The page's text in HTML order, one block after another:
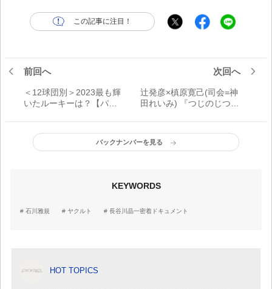
この記事に注目！
前回へ
＜12球団別＞2023最も輝
いたルーキーは？【パ・
次回へ
辻発彦×槙原寛己(司会=神
田れいみ) 『つじのじつ
SPECIAL TALK 最終回
バックナンバーを見る
KEYWORDS
石川雅規 ヤクルト 長谷川晶一密着ドキュメント
HOT TOPICS